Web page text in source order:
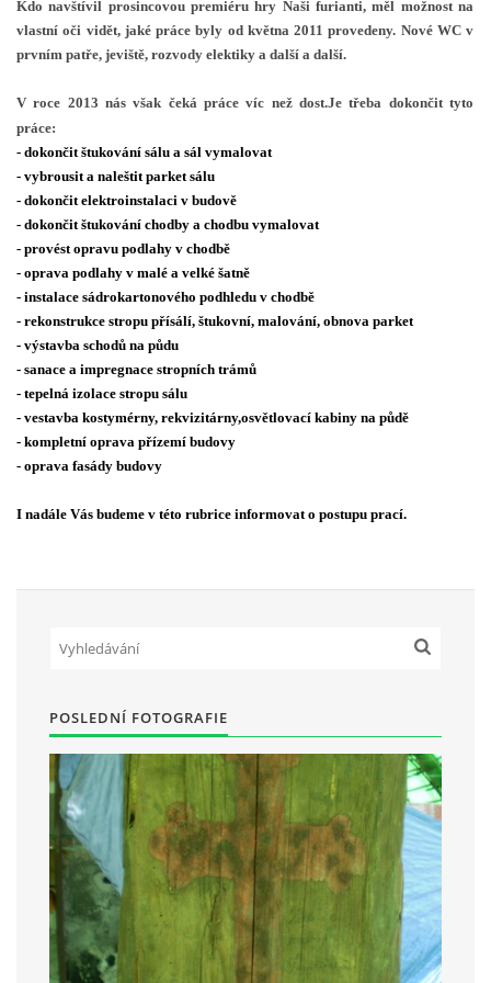
HRY OD ROKU 1973
VIDEOZÁZNAMY Z HER
FOTOALBUM
ČLENOVÉ - SOUČASNOST
HRY DO ROKU 1973
MÍSTO PRO VAŠE VZKAZY!!
DOKUMENTY OVJK
Kontaktní osoba:
Mgr. Miroslava Cinkeisová
723 967 851
Mirkaci@email.cz
© 2026 eStránky.cz | RSS
Kdo navštívil prosincovou premiéru hry Naši furianti, měl možnost na
vlastní oči vidět, jaké práce byly od května 2011 provedeny. Nové WC v
prvním patře, jeviště, rozvody elektiky a další a další.
V roce 2013 nás však čeká práce víc než dost.Je třeba dokončit tyto
práce:
- dokončit štukování sálu a sál vymalovat
- vybrousit a naleštit parket sálu
- dokončit elektroinstalaci v budově
- dokončit štukování chodby a chodbu vymalovat
- provést opravu podlahy v chodbě
- oprava podlahy v malé a velké šatně
- instalace sádrokartonového podhledu v chodbě
- rekonstrukce stropu přísálí, štukovní, malování, obnova parket
- výstavba schodů na půdu
- sanace a impregnace stropních trámů
- tepelná izolace stropu sálu
- vestavba kostymérny, rekvizitárny,osvětlovací kabiny na půdě
- kompletní oprava přízemí budovy
- oprava fasády budovy
I nadále Vás budeme v této rubrice informovat o postupu prací.
POSLEDNÍ FOTOGRAFIE